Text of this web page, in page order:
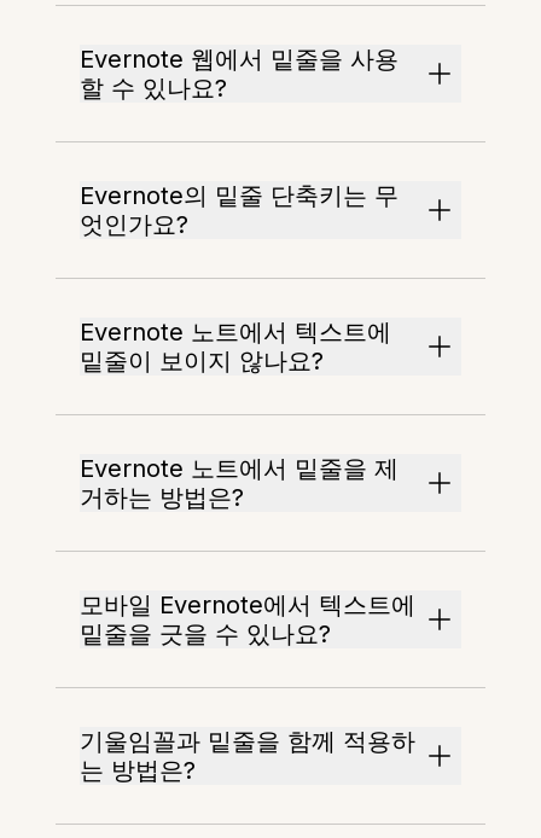
Evernote 웹에서 밑줄을 사용
할 수 있나요?
Evernote의 밑줄 단축키는 무
엇인가요?
Evernote 노트에서 텍스트에
밑줄이 보이지 않나요?
Evernote 노트에서 밑줄을 제
거하는 방법은?
모바일 Evernote에서 텍스트에
밑줄을 긋을 수 있나요?
기울임꼴과 밑줄을 함께 적용하
는 방법은?